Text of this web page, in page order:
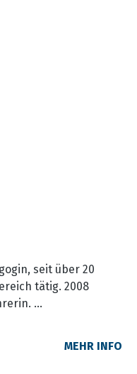
seit über 20
tätig. 2008
MEHR INFO